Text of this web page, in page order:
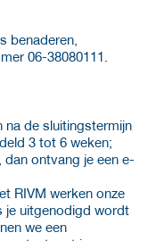
benaderen,
06-38080111.
na de sluitingstermijn
3 tot 6 weken;
ontvang je een e-
RIVM werken onze
je uitgenodigd wordt
we een